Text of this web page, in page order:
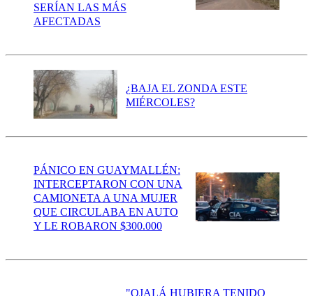
SERÍAN LAS MÁS
AFECTADAS
¿BAJA EL ZONDA ESTE
MIÉRCOLES?
PÁNICO EN GUAYMALLÉN:
INTERCEPTARON CON UNA
CAMIONETA A UNA MUJER
QUE CIRCULABA EN AUTO
Y LE ROBARON $300.000
"OJALÁ HUBIERA TENIDO